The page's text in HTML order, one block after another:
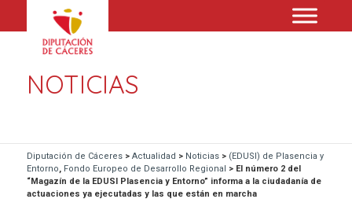
NOTICIAS
Diputación de Cáceres> Actualidad > Noticias> (EDUSI) de Plasencia y
Entorno, Fondo Europeo de Desarrollo Regional > El número 2 del
“Magazín de la EDUSI Plasencia y Entorno” informa a la ciudadanía de
actuaciones ya ejecutadas y las que están en marcha